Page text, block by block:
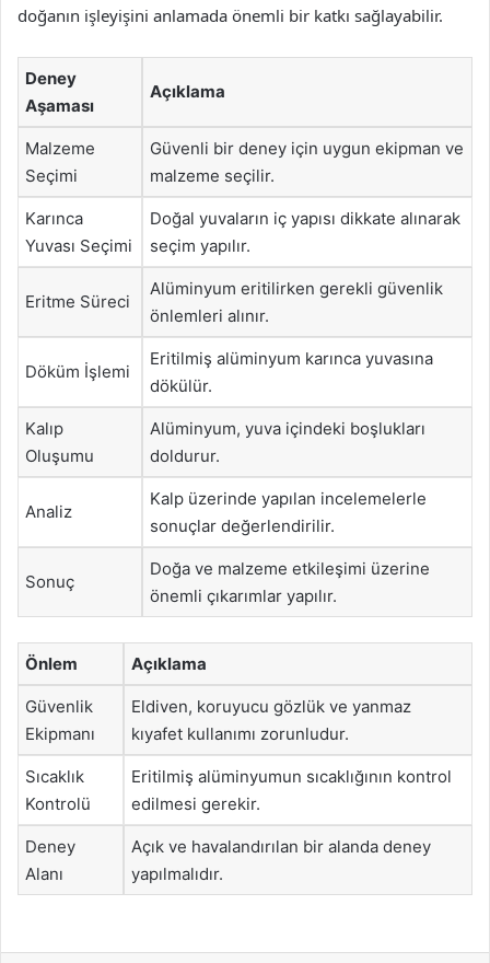
doğanın işleyişini anlamada önemli bir katkı sağlayabilir.
Deney
Aşaması
Açıklama
Malzeme
Seçimi
Güvenli bir deney için uygun ekipman ve
malzeme seçilir.
Karınca
Yuvası Seçimi
Doğal yuvaların iç yapısı dikkate alınarak
seçim yapılır.
Eritme Süreci
Alüminyum eritilirken gerekli güvenlik
önlemleri alınır.
Döküm İşlemi
Eritilmiş alüminyum karınca yuvasına
dökülür.
Kalıp
Oluşumu
Alüminyum, yuva içindeki boşlukları
doldurur.
Analiz
Kalp üzerinde yapılan incelemelerle
sonuçlar değerlendirilir.
Sonuç
Doğa ve malzeme etkileşimi üzerine
önemli çıkarımlar yapılır.
Önlem Açıklama
Güvenlik
Ekipmanı
Eldiven, koruyucu gözlük ve yanmaz
kıyafet kullanımı zorunludur.
Sıcaklık
Kontrolü
Eritilmiş alüminyumun sıcaklığının kontrol
edilmesi gerekir.
Deney
Alanı
Açık ve havalandırılan bir alanda deney
yapılmalıdır.